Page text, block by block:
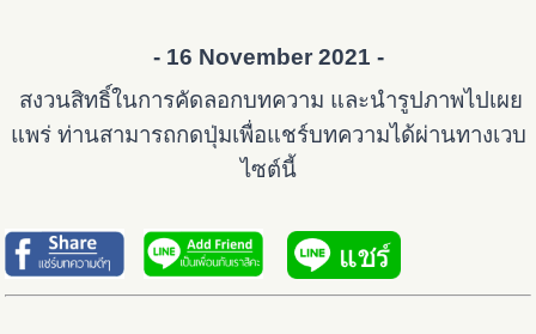
- 16 November 2021 -
สงวนสิทธิ์ในการคัดลอกบทความ และนำรูปภาพไปเผย
แพร่ ท่านสามารถกดปุ่มเพื่อแชร์บทความได้ผ่านทางเวบ
ไซต์นี้